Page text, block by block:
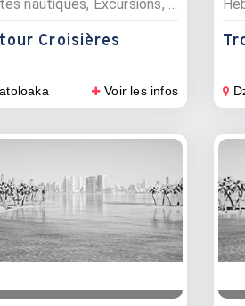
Croisières
Voir les infos